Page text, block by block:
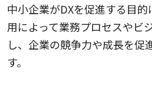
中小企業がDXを促進する目
用によって業務プロセスやビ
し、企業の競争力や成長を促
す。